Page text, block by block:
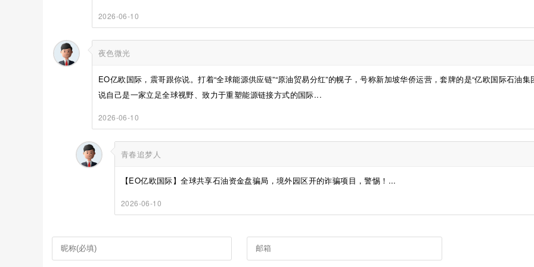
2026-06-10
夜色微光
EO亿欧国际，震哥跟你说。打着“全球能源供应链”“原油贸易分红”的幌子，号称新加坡华侨运营，套牌的是“亿欧国际石油集
说自己是一家立足全球视野、致力于重塑能源链接方式的国际...
2026-06-10
青春追梦人
【EO亿欧国际】全球共享石油资金盘骗局，境外园区开的诈骗项目，警惕！...
2026-06-10